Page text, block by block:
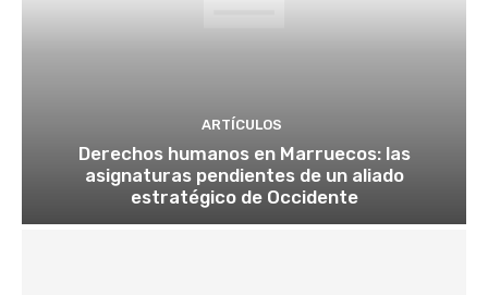
ARTÍCULOS
Derechos humanos en Marruecos: las
asignaturas pendientes de un aliado
estratégico de Occidente